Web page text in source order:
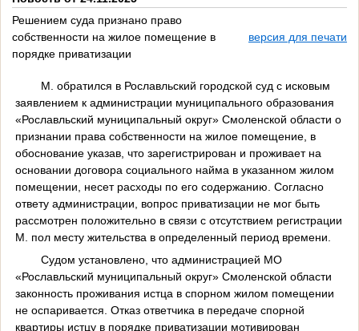
Решением суда признано право
собственности на жилое помещение в
порядке приватизации
версия для печати
М. обратился в Рославльский городской суд с исковым
заявлением к администрации муниципального образования
«Рославльский муниципальный округ» Смоленской области о
признании права собственности на жилое помещение, в
обоснование указав, что зарегистрирован и проживает на
основании договора социального найма в указанном жилом
помещении, несет расходы по его содержанию. Согласно
ответу администрации, вопрос приватизации не мог быть
рассмотрен положительно в связи с отсутствием регистрации
М. пол месту жительства в определенный период времени.
Судом установлено, что администрацией МО
«Рославльский муниципальный округ» Смоленской области
законность проживания истца в спорном жилом помещении
не оспаривается. Отказ ответчика в передаче спорной
квартиры истцу в порядке приватизации мотивирован